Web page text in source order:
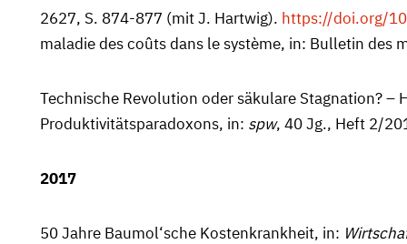
2627, S. 874-877 (mit J. Hartwig). https://doi.org/
maladie des coûts dans le système, in: Bulletin des
Technische Revolution oder säkulare Stagnation?
Produktivitäts­paradoxons, in: spw, 40 Jg., Heft 2/
2017
50 Jahre Baumol‘sche Kostenkrankheit, in: